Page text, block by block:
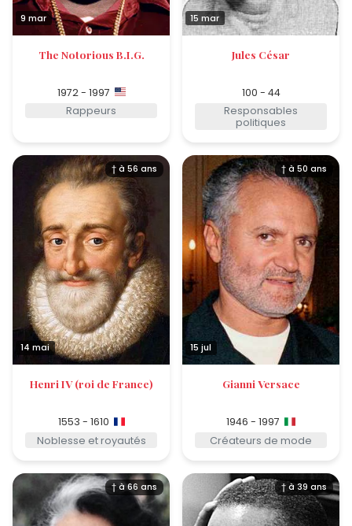
9 mar
The Notorious B.I.G.
1972 - 1997
Rappeurs
15 mar
Jules César
100 - 44
Responsables
politiques
† à 56 ans
14 mai
Henri IV (roi de France)
1553 - 1610
Noblesse et royautés
† à 50 ans
15 jul
Gianni Versace
1946 - 1997
Créateurs de mode
† à 66 ans † à 39 ans